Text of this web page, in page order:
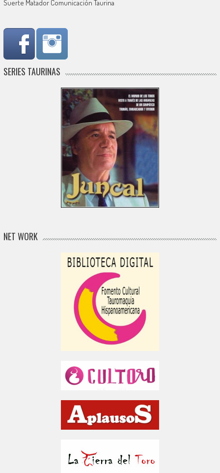
Suerte Matador Comunicación Taurina
SERIES TAURINAS
NET WORK